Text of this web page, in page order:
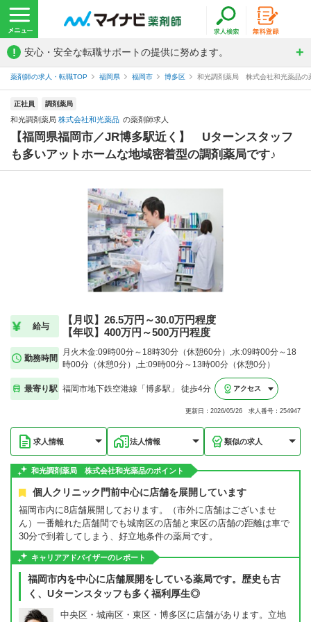
! 安心・安全な転職サポートの提供に努めます。
薬剤師の求人・転職TOP 福岡県 福岡市 博多区 和光調剤薬局 株式会社和光薬品の
正社員 調剤薬局
和光調剤薬局 株式会社和光薬品 の薬剤師求人
【福岡県福岡市／JR博多駅近く】 Uターンスタッフ
も多いアットホームな地域密着型の調剤薬局です♪
給与
【月収】26.5万円～30.0万円程度
【年収】400万円～500万円程度
勤務時間
月火木金:09時00分～18時30分（休憩60分）,水:09時00分～18
時00分（休憩0分）,土:09時00分～13時00分（休憩0分）
最寄り駅 福岡市地下鉄空港線「博多駅」 徒歩4分 アクセス
更新日：2026/05/26 求人番号：254947
求人情報 法人情報 類似の求人
和光調剤薬局 株式会社和光薬品のポイント
個人クリニック門前中心に店舗を展開しています
福岡市内に8店舗展開しております。（市外に店舗はございませ
ん）一番離れた店舗間でも城南区の店舗と東区の店舗の距離は車で
30分で到着してしまう、好立地条件の薬局です。
キャリアアドバイザーのレポート
福岡市内を中心に店舗展開をしている薬局です。歴史も古
く、Uターンスタッフも多く福利厚生◎
中央区・城南区・東区・博多区に店舗があります。立地